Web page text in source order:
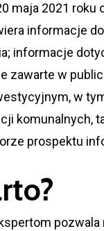
maja 2021
informacje
informacje
zawarte w
w
komunalnych,
prospektu